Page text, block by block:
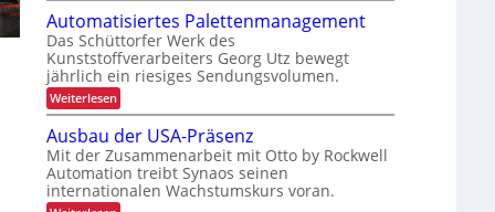
i
o
n
i
m
i
n
n
e
r
t
d
u
r
c
h
L
E
D
-
r
o
z
e
s
s
r
c
k
m
e
l
e
q
u
e
n
z
l
i
e
f
e
r
u
Automatisiertes Palettenmanagement
Das Schüttorfer Werk des
Kunststoffverarbeiters Georg Utz bewegt
jährlich ein riesiges Sendungsvolumen.
Weiterlesen:
A
u
t
o
m
a
t
Ausbau der USA-Präsenz
Mit der Zusammenarbeit mit Otto by Rockwell
Automation treibt Synaos seinen
internationalen Wachstumskurs voran.